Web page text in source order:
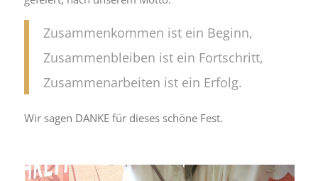
Zusammenkommen ist ein Beginn,
Zusammenbleiben ist ein Fortschritt,
Zusammenarbeiten ist ein Erfolg.
Wir sagen DANKE für dieses schöne Fest.